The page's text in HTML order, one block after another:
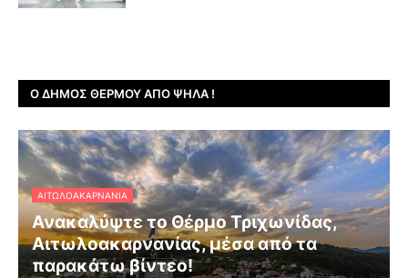
Ο ΔΉΜΟΣ ΘΈΡΜΟΥ ΑΠΌ ΨΗΛΆ !
ΑΙΤΩΛΟΑΚΑΡΝΑΝΊΑ
Ανακαλύψτε το Θέρμο Τριχωνίδας,
Αιτωλοακαρνανίας, μέσα από τα
παρακάτω βίντεο!